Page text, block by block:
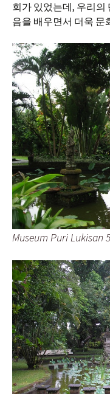
회가 있었는데, 우리
음을 배우면서 더욱 문
Museum Puri Lukisan 5